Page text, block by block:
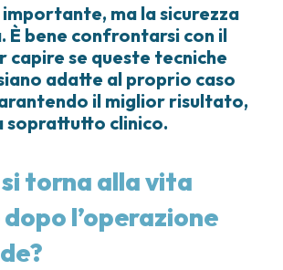
importante, ma la sicurezza
È bene confrontarsi con il
capire se queste tecniche
adatte al proprio caso
il miglior risultato,
soprattutto clinico.
torna alla vita
l’operazione